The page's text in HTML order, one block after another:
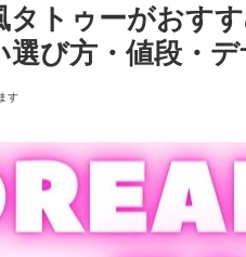
タトゥーがおす
選び方・値段・
す